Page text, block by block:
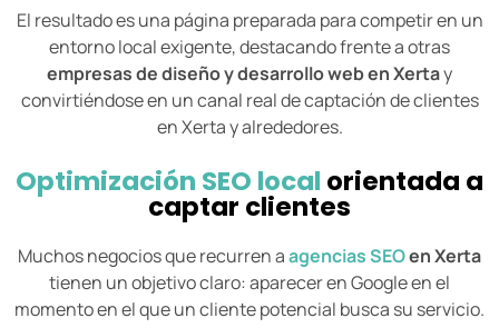
El resultado es una página preparada para competir en un
entorno local exigente, destacando frente a otras
empresas de diseño y desarrollo web en Xertay
convirtiéndose en un canal real de captación de clientes
en Xerta y alrededores.
Optimización SEO local orientada a
captar clientes
Muchos negocios que recurren aagencias SEOen Xerta
tienen un objetivo claro: aparecer en Google en el
momento en el que un cliente potencial busca su servicio.